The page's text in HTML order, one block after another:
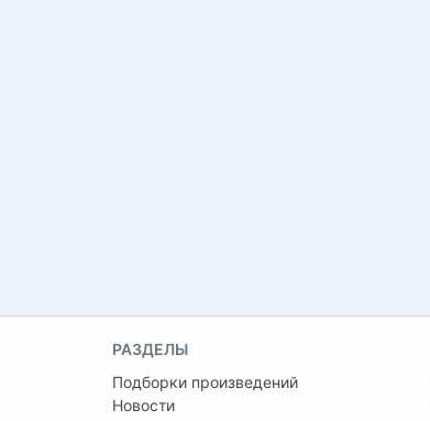
РАЗДЕЛЫ
Подборки произведений
Новости